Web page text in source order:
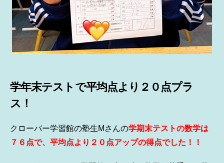
学年末テストで平均点より２０点プラ
ス！
クローバー学習館の塾生Mさんの学期末テストの数学は
７６点で、平均点より２０点アップの得点でした！！